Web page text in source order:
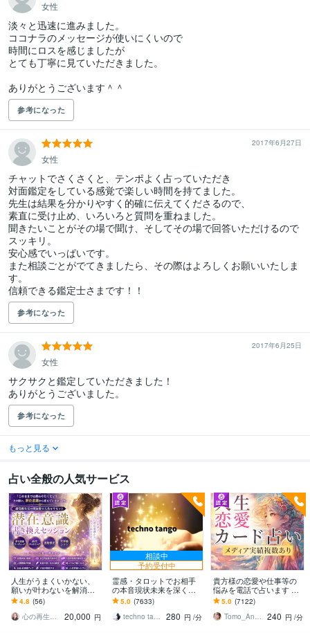
女性
淡々と迅速に進みました。
ココナラのメッセージが使いにくいので
時間にロスを感じましたが
とても丁寧に見ていただきました。
ありがとうございます＾＾
参考になった
2017年6月27日
女性
チャットでさくさくと、テンポよく占っていただき
対面鑑定をしている感覚で楽しい時間を持てました。
先生は結果を分かりやすく的確に伝えてくださるので、
素直に受け止め、いろいろと質問を重ねました。
聞きたいことがその場で聞け、そしてその場で回答いただけるので
スッキリ。
安心感でいっぱいです。
また相談ごとがでてきましたら、その際はよろしくお願いいたしま
す。
信頼できる鑑定士さまです！！
参考になった
2017年6月25日
女性
サクサクと鑑定していただきました！
ありがとうございました。
参考になった
もっと見る
占い全般の人気サービス
人生がうまくいかない、
願いが叶わないを解消し
ます 現実を変えるために
努力したのに、自力では
もう無理と感じている
4.8 (56)
心の再生セラピスト YASUKO
20,000 円
相談中
予約受付中
霊感・タロットでお相手
の本音現状未来を深く視
ます 恋愛・仕事・家族・
人間関係の本質を見抜き
スピード解決へ
5.0 (7633)
techno tango
280 円 /分
貴方様の恋愛や仕事等の
悩みを電話で占います タ
ロットカード、オラクル
カード、ルノルマンカー
ドを使用します
5.0 (7122)
Tomo_Angel7
240 円 /分